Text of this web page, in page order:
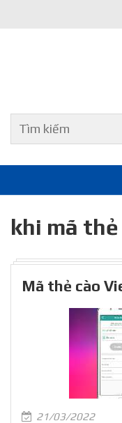
khi mã
Mã thẻ cào
21/03/2022